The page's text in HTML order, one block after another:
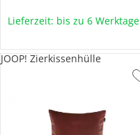
Lieferzeit: bis zu 6 Werktage
JOOP! Zierkissenhülle